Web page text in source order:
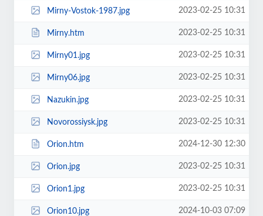
Mirny-Vostok-1987.jpg 2023-02-25 10:31
Mirny.htm 2023-02-25 10:31
Mirny01.jpg 2023-02-25 10:31
Mirny06.jpg 2023-02-25 10:31
Nazukin.jpg 2023-02-25 10:31
Novorossiysk.jpg 2023-02-25 10:31
Orion.htm 2024-12-30 12:30
Orion.jpg 2023-02-25 10:31
Orion1.jpg 2023-02-25 10:31
Orion10.jpg 2024-10-03 07:09